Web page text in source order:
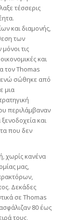
τέσσερις
και διαμονής,
των
τις
και
τον Thomas
ενώ σώθηκε από
μια
περιλάμβαναν
και
που δεν
χωρίς κανένα
μας,
Δεκάδες
σε Thomas
80 έως
τους,